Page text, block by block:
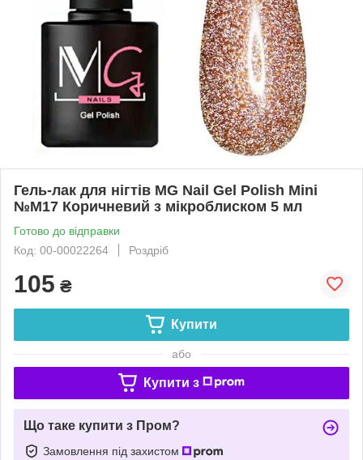
Гель-лак для нігтів MG Nail Gel Polish Mini
№М17 Коричневий з мікроблиском 5 мл
Готово до відправки
Код: 00-00022264
Роздріб
105 ₴
Купити
або
Купити з
Що таке купити з Пром?
Замовлення під захистом